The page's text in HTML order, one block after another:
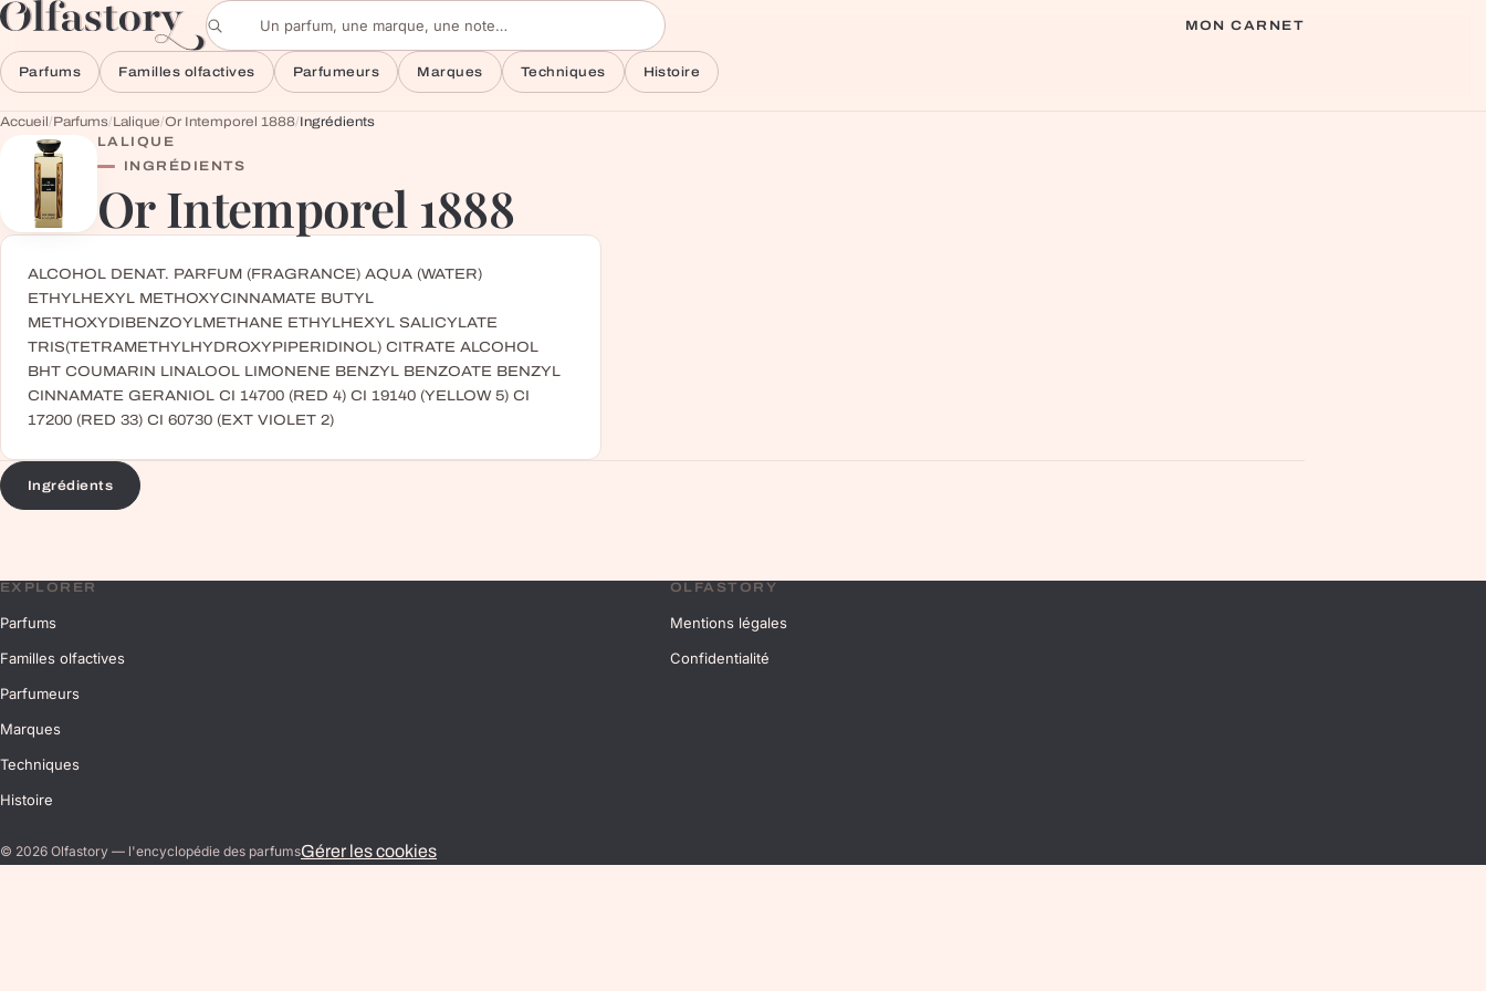
Aller au contenu
Rechercher un parfum
MON CARNET
Parfums Familles olfactives Parfumeurs Marques Techniques Histoire
Accueil/Parfums/Lalique/Or Intemporel 1888/Ingrédients
LALIQUE
INGRÉDIENTS
Or Intemporel 1888
ALCOHOL DENAT. PARFUM (FRAGRANCE) AQUA (WATER)
ETHYLHEXYL METHOXYCINNAMATE BUTYL
METHOXYDIBENZOYLMETHANE ETHYLHEXYL SALICYLATE
TRIS(TETRAMETHYLHYDROXYPIPERIDINOL) CITRATE ALCOHOL
BHT COUMARIN LINALOOL LIMONENE BENZYL BENZOATE BENZYL
CINNAMATE GERANIOL CI 14700 (RED 4) CI 19140 (YELLOW 5) CI
17200 (RED 33) CI 60730 (EXT VIOLET 2)
Ingrédients
EXPLORER
Parfums
Familles olfactives
Parfumeurs
Marques
Techniques
Histoire
OLFASTORY
Mentions légales
Confidentialité
© 2026 Olfastory — l'encyclopédie des parfumsGérer les cookies